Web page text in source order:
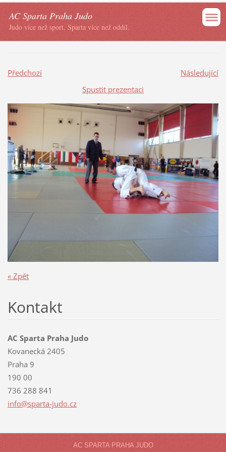
AC Sparta Praha Judo
Judo více než sport, Sparta více než oddíl.
Předchozí
Následující
Spustit prezentaci
« Zpět
Kontakt
AC Sparta Praha Judo
Kovanecká 2405
Praha 9
190 00
736 288 841
info@sparta-judo.cz
AC SPARTA PRAHA JUDO